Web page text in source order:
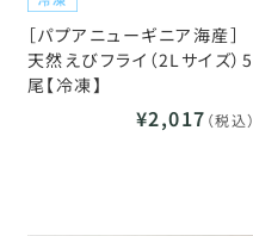
［パプアニューギニア海産］
天然えびフライ（2Lサイズ）5
尾【冷凍】
¥2,017 （税込）